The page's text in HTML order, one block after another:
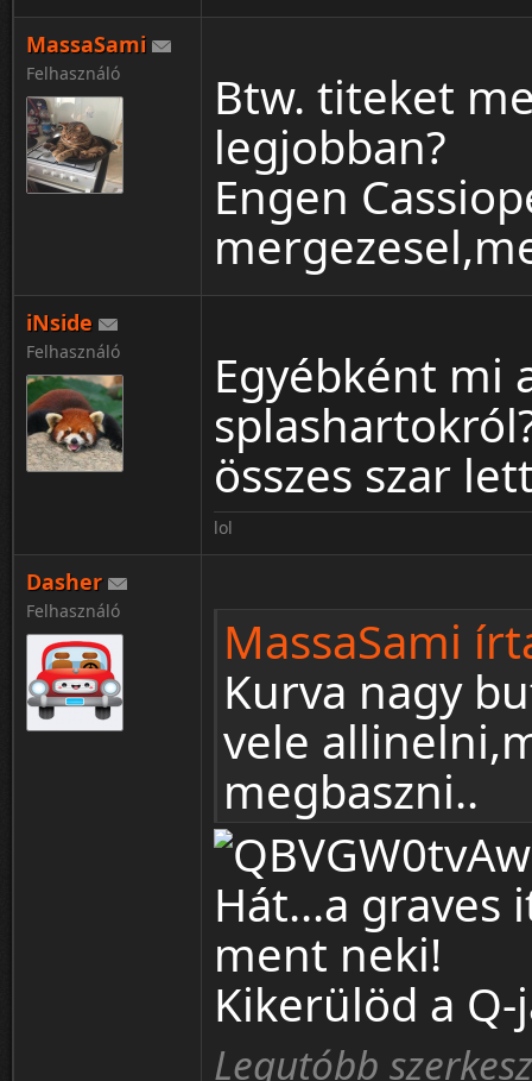
MassaSami
Felhasználó
Btw. titeket
legjobban?
Engen
iNside
Felhasználó
Egyébként mi
összes szar
lol
Dasher
Felhasználó
MassaSami
Kurva nagy
vele
megbaszni..
Hát...a graves
ment neki!
Kikerülöd a
Legutóbb